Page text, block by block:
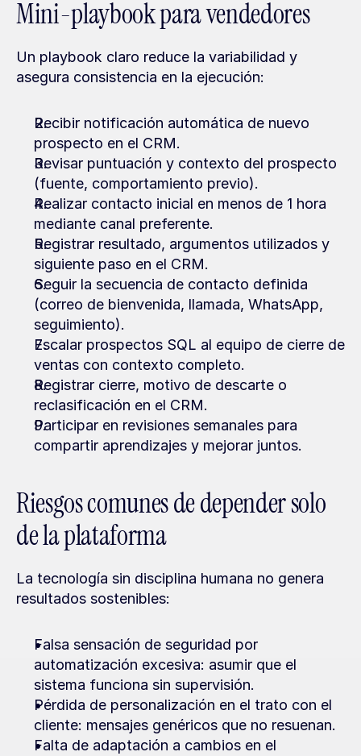
Mini-playbook para vendedores
Un playbook claro reduce la variabilidad y
asegura consistencia en la ejecución:
Recibir notificación automática de nuevo
prospecto en el CRM.
Revisar puntuación y contexto del prospecto
(fuente, comportamiento previo).
Realizar contacto inicial en menos de 1 hora
mediante canal preferente.
Registrar resultado, argumentos utilizados y
siguiente paso en el CRM.
Seguir la secuencia de contacto definida
(correo de bienvenida, llamada, WhatsApp,
seguimiento).
Escalar prospectos SQL al equipo de cierre de
ventas con contexto completo.
Registrar cierre, motivo de descarte o
reclasificación en el CRM.
Participar en revisiones semanales para
compartir aprendizajes y mejorar juntos.
Riesgos comunes de depender solo
de la plataforma
La tecnología sin disciplina humana no genera
resultados sostenibles:
Falsa sensación de seguridad por
automatización excesiva: asumir que el
sistema funciona sin supervisión.
Pérdida de personalización en el trato con el
cliente: mensajes genéricos que no resuenan.
Falta de adaptación a cambios en el